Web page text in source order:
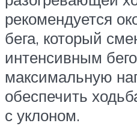
рекомендуется
бега, который
интенсивным
максимальную
обеспечить
с уклоном.